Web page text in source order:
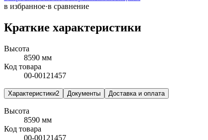
в избранное·в сравнение
Краткие характеристики
Высота
8590 мм
Код товара
00-00121457
Характеристики2 Документы Доставка и оплата
Высота
8590 мм
Код товара
00-00121457